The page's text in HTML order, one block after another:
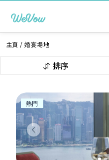
主頁 /婚宴場地
排序
Previous
熱門